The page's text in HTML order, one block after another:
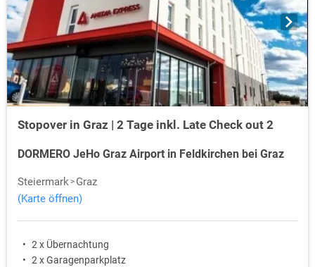
Stopover in Graz | 2 Tage inkl. Late Check out 2
DORMERO JeHo Graz Airport in Feldkirchen bei Graz
Steiermark
Graz
(Karte öffnen)
2 x Übernachtung
2 x Garagenparkplatz